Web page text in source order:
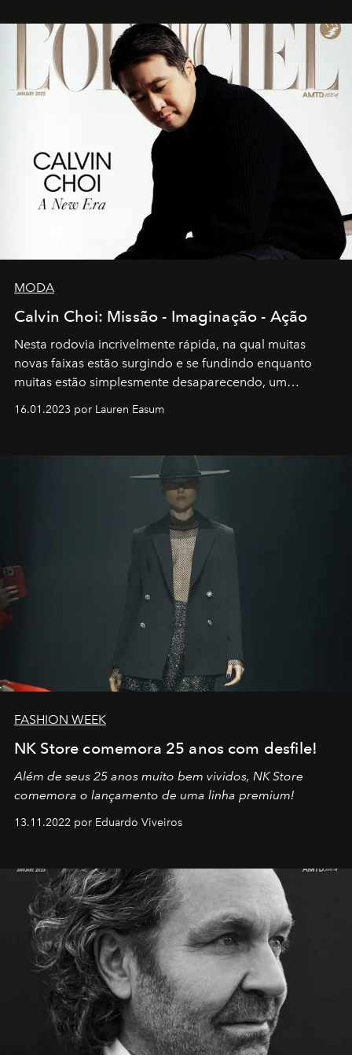
MODA
Calvin Choi: Missão - Imaginação - Ação
Nesta rodovia incrivelmente rápida, na qual muitas
novas faixas estão surgindo e se fundindo enquanto
muitas estão simplesmente desaparecendo, um
transportador AMTD abrindo caminho para muitos
por propósitos, com um claro senso de missão na vida e
16.01.2023 por Lauren Easum
FASHION WEEK
NK Store comemora 25 anos com desfile!
Além de seus 25 anos muito bem vividos, NK Store
comemora o lançamento de uma linha premium!
13.11.2022 por Eduardo Viveiros